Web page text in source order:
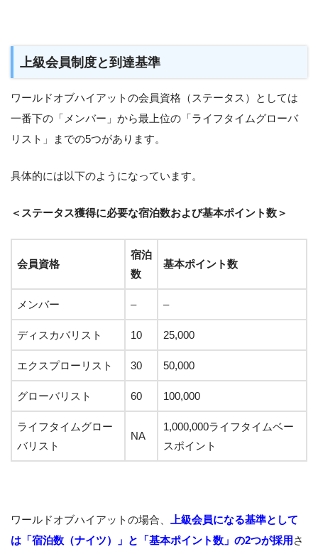
上級会員制度と到達基準
ワールドオブハイアットの会員資格（ステータス）としては
一番下の「メンバー」から最上位の「ライフタイムグローバ
リスト」までの5つがあります。
具体的には以下のようになっています。
＜ステータス獲得に必要な宿泊数および基本ポイント数＞
会員資格
宿泊
数
基本ポイント数
メンバー – –
ディスカバリスト 10 25,000
エクスプローリスト 30 50,000
グローバリスト 60 100,000
ライフタイムグロー
バリスト
NA
1,000,000ライフタイムベー
スポイント
ワールドオブハイアットの場合、 上級会員になる基準として
は「宿泊数（ナイツ）」と「基本ポイント数」の2つが採用 さ